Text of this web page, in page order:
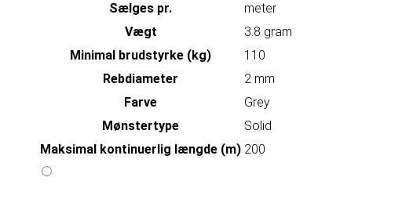
Sælges pr.
meter
Vægt
3.8 gram
Minimal brudstyrke (kg)
110
Rebdiameter
2 mm
Farve
Grey
Mønstertype
Solid
Maksimal kontinuerlig længde (m) 200